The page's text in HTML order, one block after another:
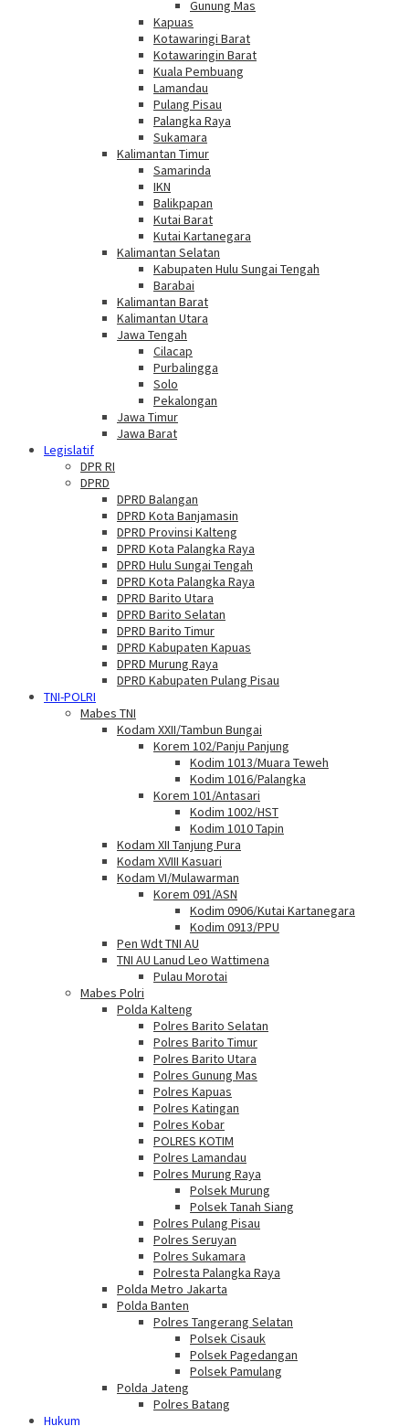
Gunung Mas
Kapuas
Kotawaringi Barat
Kotawaringin Barat
Kuala Pembuang
Lamandau
Pulang Pisau
Palangka Raya
Sukamara
Kalimantan Timur
Samarinda
IKN
Balikpapan
Kutai Barat
Kutai Kartanegara
Kalimantan Selatan
Kabupaten Hulu Sungai Tengah
Barabai
Kalimantan Barat
Kalimantan Utara
Jawa Tengah
Cilacap
Purbalingga
Solo
Pekalongan
Jawa Timur
Jawa Barat
Legislatif
DPR RI
DPRD
DPRD Balangan
DPRD Kota Banjamasin
DPRD Provinsi Kalteng
DPRD Kota Palangka Raya
DPRD Hulu Sungai Tengah
DPRD Kota Palangka Raya
DPRD Barito Utara
DPRD Barito Selatan
DPRD Barito Timur
DPRD Kabupaten Kapuas
DPRD Murung Raya
DPRD Kabupaten Pulang Pisau
TNI-POLRI
Mabes TNI
Kodam XXII/Tambun Bungai
Korem 102/Panju Panjung
Kodim 1013/Muara Teweh
Kodim 1016/Palangka
Korem 101/Antasari
Kodim 1002/HST
Kodim 1010 Tapin
Kodam XII Tanjung Pura
Kodam XVIII Kasuari
Kodam VI/Mulawarman
Korem 091/ASN
Kodim 0906/Kutai Kartanegara
Kodim 0913/PPU
Pen Wdt TNI AU
TNI AU Lanud Leo Wattimena
Pulau Morotai
Mabes Polri
Polda Kalteng
Polres Barito Selatan
Polres Barito Timur
Polres Barito Utara
Polres Gunung Mas
Polres Kapuas
Polres Katingan
Polres Kobar
POLRES KOTIM
Polres Lamandau
Polres Murung Raya
Polsek Murung
Polsek Tanah Siang
Polres Pulang Pisau
Polres Seruyan
Polres Sukamara
Polresta Palangka Raya
Polda Metro Jakarta
Polda Banten
Polres Tangerang Selatan
Polsek Cisauk
Polsek Pagedangan
Polsek Pamulang
Polda Jateng
Polres Batang
Hukum